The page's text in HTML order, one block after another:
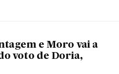
e Moro vai a
voto de Doria,